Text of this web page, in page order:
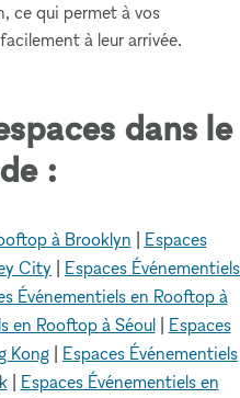
ce qui permet à vos
à leur arrivée.
dans le
:
à Brooklyn
Espaces
City
Espaces Événementiels
Événementiels en Rooftop à
en Rooftop à Séoul| Espaces
Kong
Espaces Événementiels
| Espaces Événementiels en